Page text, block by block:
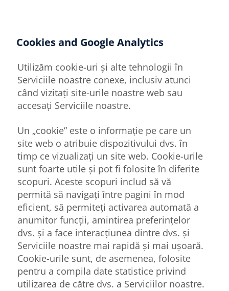
Cookies and Google Analytics
Utilizăm cookie-uri și alte tehnologii în
Serviciile noastre conexe, inclusiv atunci
când vizitați site-urile noastre web sau
accesați Serviciile noastre.
Un „cookie” este o informație pe care un
site web o atribuie dispozitivului dvs. în
timp ce vizualizați un site web. Cookie-urile
sunt foarte utile și pot fi folosite în diferite
scopuri. Aceste scopuri includ să vă
permită să navigați între pagini în mod
eficient, să permiteți activarea automată a
anumitor funcții, amintirea preferințelor
dvs. și a face interacțiunea dintre dvs. și
Serviciile noastre mai rapidă și mai ușoară.
Cookie-urile sunt, de asemenea, folosite
pentru a compila date statistice privind
utilizarea de către dvs. a Serviciilor noastre.